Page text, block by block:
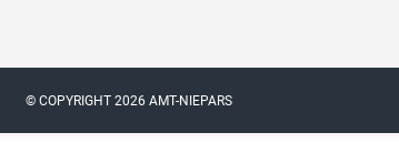
© COPYRIGHT 2026 AMT-NIEPARS